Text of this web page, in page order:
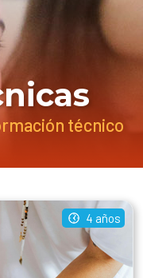
técnico
4 años